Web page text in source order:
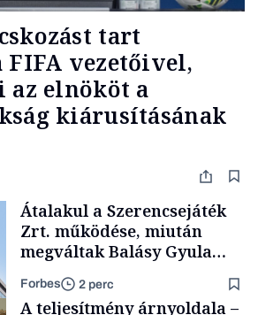
tart
vezetőivel,
az elnököt a
kiárusításának
Átalakul a Szerencsejáték
Zrt. működése, miután
megváltak Balásy Gyula
cégétől
Forbes 2 perc
A teljesítmény árnyoldala –